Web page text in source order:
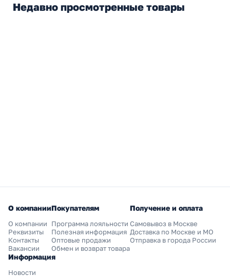
Недавно просмотренные товары
О компании
О компании
Реквизиты
Контакты
Вакансии
Покупателям
Программа лояльности
Полезная информация
Оптовые продажи
Обмен и возврат товара
Получение и оплата
Самовывоз в Москве
Доставка по Москве и МО
Отправка в города России
Информация
Новости